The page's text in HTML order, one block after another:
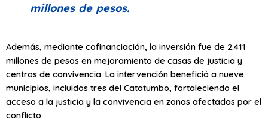
millones de pesos.
Además, mediante cofinanciación, la inversión fue de 2.411
millones de pesos en mejoramiento de casas de justicia y
centros de convivencia. La intervención benefició a nueve
municipios, incluidos tres del Catatumbo, fortaleciendo el
acceso a la justicia y la convivencia en zonas afectadas por el
conflicto.